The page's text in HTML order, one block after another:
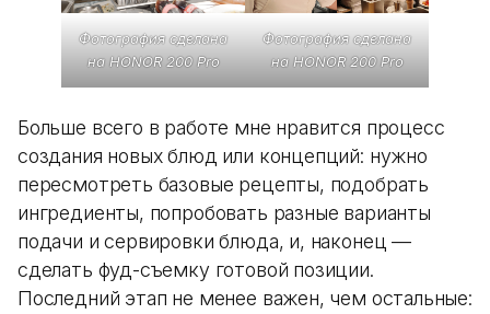
Фотография сделана
на HONOR 200 Pro
Фотография сделана
на HONOR 200 Pro
Больше всего в работе мне нравится процесс
создания новых блюд или концепций: нужно
пересмотреть базовые рецепты, подобрать
ингредиенты, попробовать разные варианты
подачи и сервировки блюда, и, наконец —
сделать фуд-съемку готовой позиции.
Последний этап не менее важен, чем остальные: